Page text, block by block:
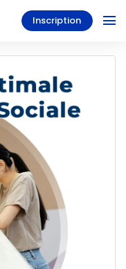
Inscription